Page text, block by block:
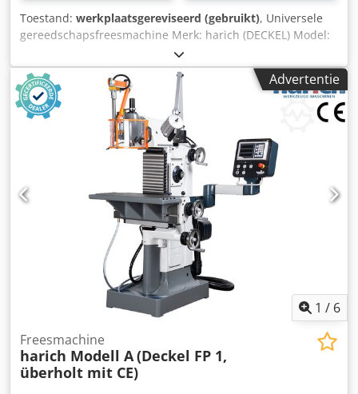
Toestand: werkplaatsgereviseerd (gebruikt), Universele
gereedschapsfreesmachine Merk: harich (DECKEL) Model:
B (FP 2) gereviseerd met CE geometrische acceptatie met
testprotocol met garantie Dcsdpfx Acjdvdcze Eok
Accessoires: - 3-assige digitale uitlezing FAGOR Innova 30i-
M - Vaste tafel of universele tafel - Verticale freeskop SK 40
- Koelmiddelinrichting - Bedieningshandleiding CE- en
veiligheidsvoorzieningen: - nieuwe machine-elektronica
met schakelkast - elektronisch bewaakte afdekkap op de
verticale freeskop - spanbusbeschermkap met elektrische
beveiliging - aandrijfmotor met remfunctie -
Bedieningspaneel met noodstop-, vrijgave-, start- en
stopknop - nieuwe documentatie voor machine en
schakelkast - CE-conformiteitsverklaring
Advertentie
1 / 6
Freesmachine
harich Modell A(Deckel FP 1,
überholt mit CE)